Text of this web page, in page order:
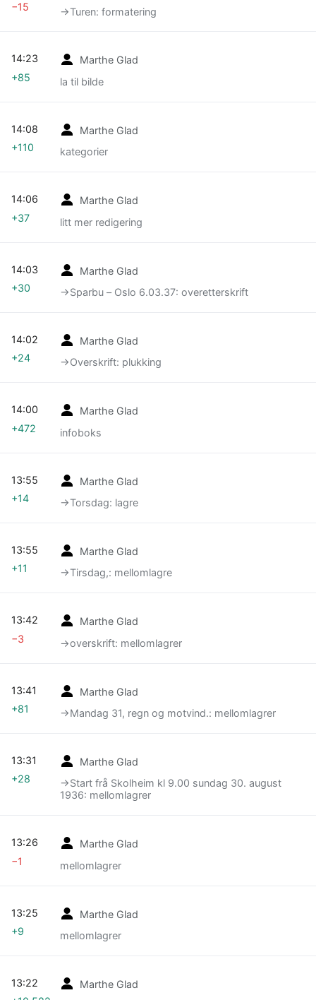
→‎Turen: formatering
−15
Marthe Glad
la til bilde
14:23
+85
Marthe Glad
kategorier
14:08
+110
Marthe Glad
litt mer redigering
14:06
+37
Marthe Glad
→‎Sparbu – Oslo 6.03.37: overetterskrift
14:03
+30
Marthe Glad
→‎Overskrift: plukking
14:02
+24
Marthe Glad
infoboks
14:00
+472
Marthe Glad
→‎Torsdag: lagre
13:55
+14
Marthe Glad
→‎Tirsdag,: mellomlagre
13:55
+11
Marthe Glad
→‎overskrift: mellomlagrer
13:42
−3
Marthe Glad
→‎Mandag 31, regn og motvind.: mellomlagrer
13:41
+81
Marthe Glad
→‎Start frå Skolheim kl 9.00 sundag 30. august
1936: mellomlagrer
13:31
+28
Marthe Glad
mellomlagrer
13:26
−1
Marthe Glad
mellomlagrer
13:25
+9
Marthe Glad
13:22